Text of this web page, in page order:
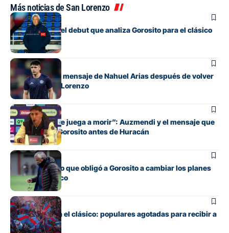
Más noticias de San Lorenzo
Fútbol
Los cambios y el debut que analiza Gorosito para el clásico
con Huracán
Fútbol
El conmovedor mensaje de Nahuel Arias después de volver
a jugar en San Lorenzo
Fútbol
“Cada pelota se juega a morir”: Auzmendi y el mensaje que
transmitió de Gorosito antes de Huracán
Fútbol
El contratiempo que obligó a Gorosito a cambiar los planes
antes del clásico
Fútbol
Boedo ya juega el clásico: populares agotadas para recibir a
Huracán